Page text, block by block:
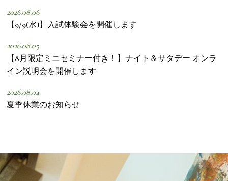
2026.08.06
【9/9(水)】入試体験会を開催します
2026.08.05
【8月限定ミニセミナー付き！】ナイト＆サタデー オンラ
イン説明会を開催します
2026.08.04
夏季休業のお知らせ